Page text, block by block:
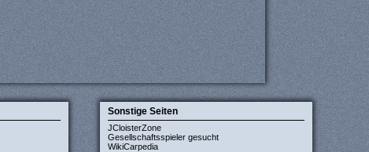
Sonstige Seiten
JCloisterZone
Gesellschaftsspieler gesucht
WikiCarpedia